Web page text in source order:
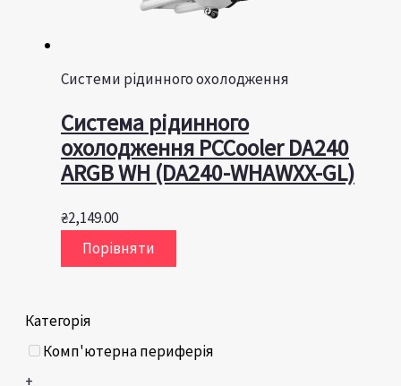
Категорія
Комп'ютерна периферія
+
Системи рідинного охолодження
Система рідинного
охолодження PCCooler DA240
ARGB WH (DA240-WHAWXX-GL)
₴2,149.00
Порівняти